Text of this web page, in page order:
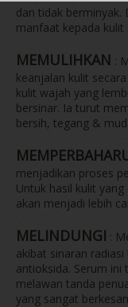
dan tidak berminyak.
manfaat kepada kulit :
MEMULIHKAN :
keanjalan kulit
kulit wajah yang
bersinar. Ia turut
bersih, tegang &
menjadikan proses
Untuk hasil kulit
akan menjadi lebih
MELINDUNGI :
akibat sinaran
antioksida. Serum ini
melawan tanda
yang sangat